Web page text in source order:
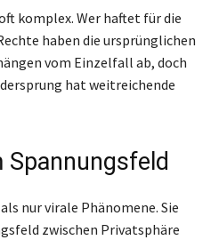
komplex. Wer haftet für die
haben die ursprünglichen
vom Einzelfall ab, doch
hat weitreichende
Spannungsfeld
nur virale Phänomene. Sie
zwischen Privatsphäre